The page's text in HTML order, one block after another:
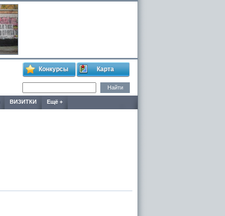
Конкурсы Карта
ВИЗИТКИ Ещё +